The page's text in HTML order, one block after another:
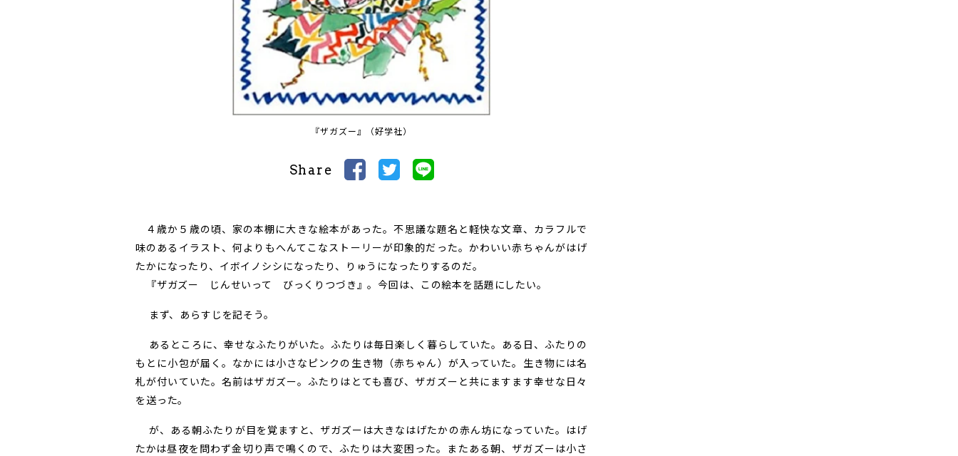
『ザガズー』（好学社）
Share
４歳か５歳の頃、家の本棚に大きな絵本があった。不思議な題名と軽快な文章、カラフルで
味のあるイラスト、何よりもへんてこなストーリーが印象的だった。かわいい赤ちゃんがはげ
たかになったり、イボイノシシになったり、りゅうになったりするのだ。
『ザガズー じんせいって びっくりつづき』。今回は、この絵本を話題にしたい。
まず、あらすじを記そう。
あるところに、幸せなふたりがいた。ふたりは毎日楽しく暮らしていた。ある日、ふたりの
もとに小包が届く。なかには小さなピンクの生き物（赤ちゃん）が入っていた。生き物には名
札が付いていた。名前はザガズー。ふたりはとても喜び、ザガズーと共にますます幸せな日々
を送った。
が、ある朝ふたりが目を覚ますと、ザガズーは大きなはげたかの赤ん坊になっていた。はげ
たかは昼夜を問わず金切り声で鳴くので、ふたりは大変困った。またある朝、ザガズーは小さ